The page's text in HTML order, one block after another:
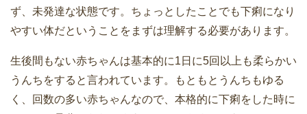
ず、未発達な状態です。ちょっとしたことでも下痢になり
やすい体だということをまずは理解する必要があります。
生後間もない赤ちゃんは基本的に1日に5回以上も柔らかい
うんちをすると言われています。もともとうんちもゆる
く、回数の多い赤ちゃんなので、本格的に下痢をした時に